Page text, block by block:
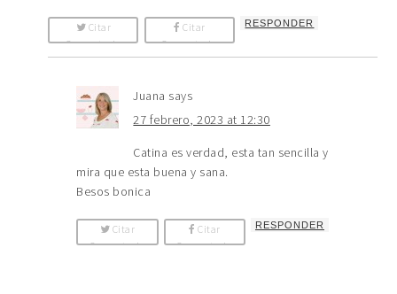
Citar
Comentario
Citar
Comentario
RESPONDER
Juana says
27 febrero, 2023 at 12:30
Catina es verdad, esta tan sencilla y
mira que esta buena y sana.
Besos bonica
Citar
Comentario
Citar
Comentario
RESPONDER